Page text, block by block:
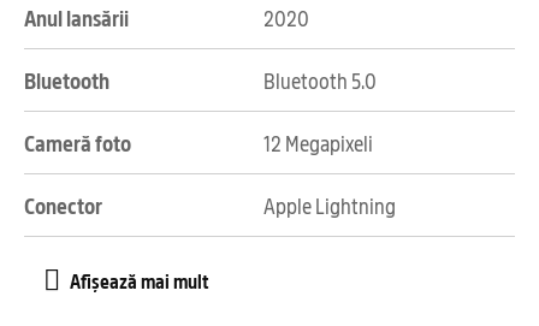
Anul lansării 2020
Bluetooth Bluetooth 5.0
Cameră foto 12 Megapixeli
Conector Apple Lightning